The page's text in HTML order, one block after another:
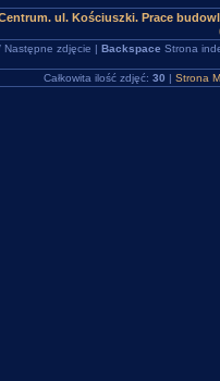
Centrum. ul. Kościuszki. Prace
zdjęcie | Backspace Strona
Całkowita ilość zdjęć: 30 | Strona